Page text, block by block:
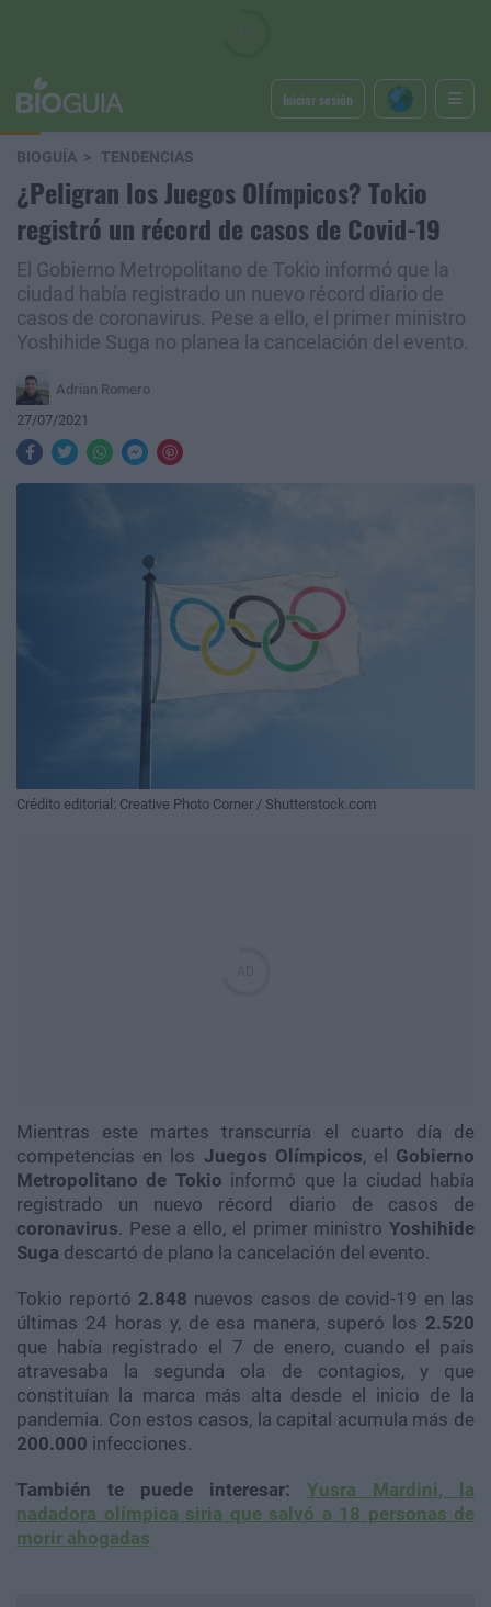
Iniciar sesión
BIOGUÍA TENDENCIAS
¿Peligran los Juegos Olímpicos? Tokio
registró un récord de casos de Covid-19
El Gobierno Metropolitano de Tokio informó que la
ciudad había registrado un nuevo récord diario de
casos de coronavirus. Pese a ello, el primer ministro
Yoshihide Suga no planea la cancelación del evento.
Adrian Romero
27/07/2021
Crédito editorial: Creative Photo Corner / Shutterstock.com
Mientras este martes transcurría el cuarto día de
competencias en los Juegos Olímpicos, el Gobierno
Metropolitano de Tokio informó que la ciudad había
registrado un nuevo récord diario de casos de
coronavirus. Pese a ello, el primer ministro Yoshihide
Suga descartó de plano la cancelación del evento.
Tokio reportó 2.848 nuevos casos de covid-19 en las
últimas 24 horas y, de esa manera, superó los 2.520
que había registrado el 7 de enero, cuando el país
atravesaba la segunda ola de contagios, y que
constituían la marca más alta desde el inicio de la
pandemia. Con estos casos, la capital acumula más de
200.000 infecciones.
También te puede interesar: Yusra Mardini, la
nadadora olímpica siria que salvó a 18 personas de
morir ahogadas